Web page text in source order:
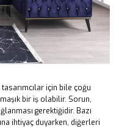
için bile çoğu
bir iş olabilir. Sorun,
gerektiğidir. Bazı
ihtiyaç duyarken, diğerleri